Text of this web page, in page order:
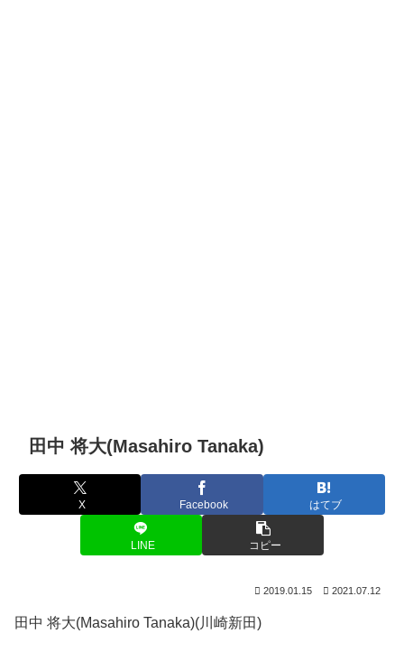
田中 将大(Masahiro Tanaka)
X Facebook はてブ
LINE コピー
2019.01.15 2021.07.12
田中 将大(Masahiro Tanaka)(川崎新田)